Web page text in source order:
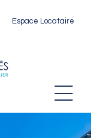
Espace Locataire